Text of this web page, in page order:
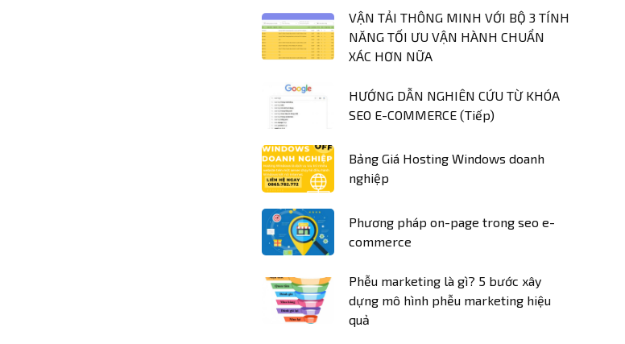
VẬN TẢI THÔNG MINH VỚI BỘ 3 TÍNH
NĂNG TỐI ƯU VẬN HÀNH CHUẨN
XÁC HƠN NỮA
HƯỚNG DẪN NGHIÊN CỨU TỪ KHÓA
SEO E-COMMERCE (Tiếp)
Bảng Giá Hosting Windows doanh
nghiệp
Phương pháp on-page trong seo e-
commerce
Phễu marketing là gì? 5 bước xây
dựng mô hình phễu marketing hiệu
quả